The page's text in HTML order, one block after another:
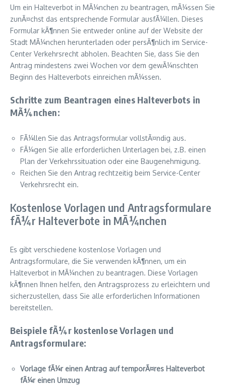
Um ein Halteverbot in MÃ¼nchen zu beantragen, mÃ¼ssen Sie
zunÃ¤chst das entsprechende Formular ausfÃ¼llen. Dieses
Formular kÃ¶nnen Sie entweder online auf der Website der
Stadt MÃ¼nchen herunterladen oder persÃ¶nlich im Service-
Center Verkehrsrecht abholen. Beachten Sie, dass Sie den
Antrag mindestens zwei Wochen vor dem gewÃ¼nschten
Beginn des Halteverbots einreichen mÃ¼ssen.
Schritte zum Beantragen eines Halteverbots in
MÃ¼nchen:
FÃ¼llen Sie das Antragsformular vollstÃ¤ndig aus.
FÃ¼gen Sie alle erforderlichen Unterlagen bei, z.B. einen
Plan der Verkehrssituation oder eine Baugenehmigung.
Reichen Sie den Antrag rechtzeitig beim Service-Center
Verkehrsrecht ein.
Kostenlose Vorlagen und Antragsformulare
fÃ¼r Halteverbote in MÃ¼nchen
Es gibt verschiedene kostenlose Vorlagen und
Antragsformulare, die Sie verwenden kÃ¶nnen, um ein
Halteverbot in MÃ¼nchen zu beantragen. Diese Vorlagen
kÃ¶nnen Ihnen helfen, den Antragsprozess zu erleichtern und
sicherzustellen, dass Sie alle erforderlichen Informationen
bereitstellen.
Beispiele fÃ¼r kostenlose Vorlagen und
Antragsformulare:
Vorlage fÃ¼r einen Antrag auf temporÃ¤res Halteverbot
fÃ¼r einen Umzug